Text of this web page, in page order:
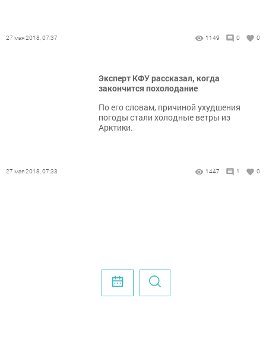
27 мая 2018, 07:37 1149 0 0
Эксперт КФУ рассказал, когда
закончится похолодание
По его словам, причиной ухудшения
погоды стали холодные ветры из
Арктики.
27 мая 2018, 07:33 1447 1 0